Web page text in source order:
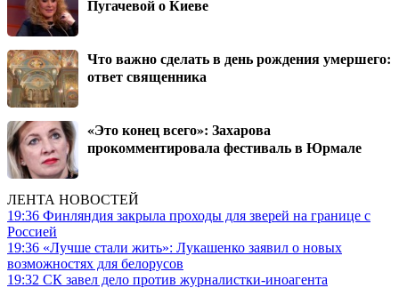
Пугачевой о Киеве
Что важно сделать в день рождения умершего:
ответ священника
«Это конец всего»: Захарова
прокомментировала фестиваль в Юрмале
ЛЕНТА НОВОСТЕЙ
19:36 Финляндия закрыла проходы для зверей на границе с
Россией
19:36 «Лучше стали жить»: Лукашенко заявил о новых
возможностях для белорусов
19:32 СК завел дело против журналистки-иноагента